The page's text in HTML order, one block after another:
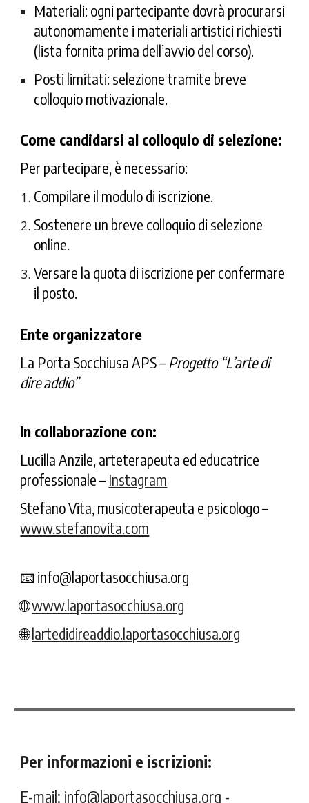
Materiali: ogni partecipante dovrà procurarsi
autonomamente i materiali artistici richiesti
(lista fornita prima dell’avvio del corso).
Posti limitati: selezione tramite breve
colloquio motivazionale.
Come candidarsi al colloquio di selezione:
Per partecipare, è necessario:
Compilare il modulo di iscrizione.
Sostenere un breve colloquio di selezione
online.
Versare la quota di iscrizione per confermare
il posto.
Ente organizzatore
La Porta Socchiusa APS–Progetto “L’arte di
dire addio”
In collaborazione con:
Lucilla Anzile, arteterapeuta ed educatrice
professionale – Instagram
Stefano Vita, musicoterapeuta e psicologo –
www.stefanovita.com
📧 info@laportasocchiusa.org
🌐www.laportasocchiusa.org
🌐lartedidireaddio.laportasocchiusa.org
Per informazioni e iscrizioni:
E-mail: info@laportasocchiusa.org -